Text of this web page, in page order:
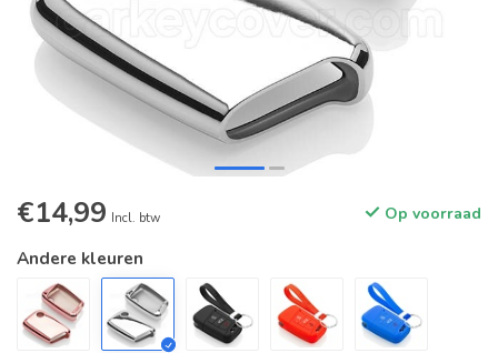
€14,99 Incl. btw Op voorraad
Andere kleuren